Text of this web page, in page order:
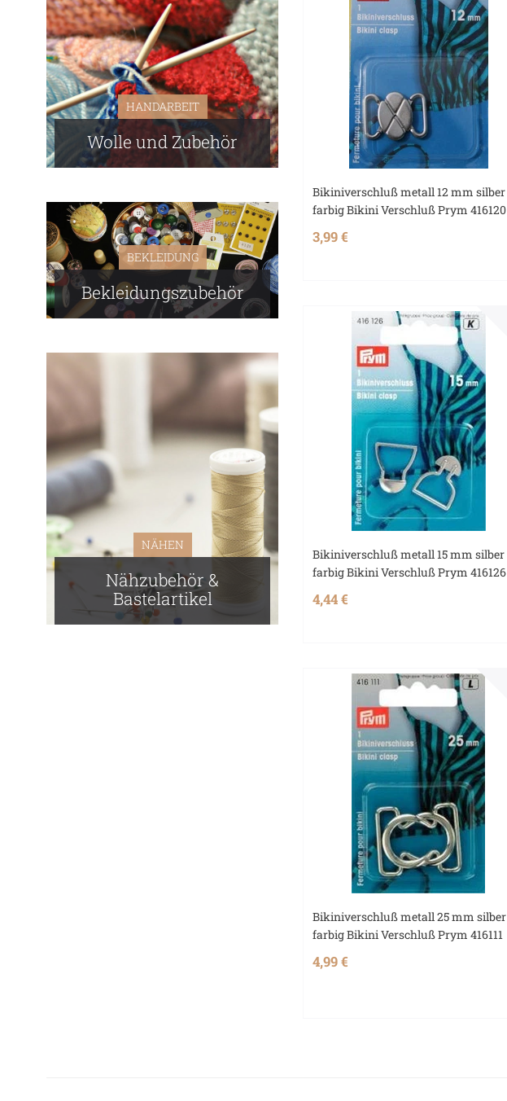
HANDARBEIT
Wolle und Zubehör
BEKLEIDUNG
Bekleidungszubehör
NÄHEN
Nähzubehör &
Bastelartikel
Bikiniverschluß metall 12 mm silber
farbig Bikini Verschluß Prym 416120
3,99 €
Bikiniverschluß metall 15 mm silber
farbig Bikini Verschluß Prym 416126
4,44 €
Bikiniverschluß metall 25 mm silber
farbig Bikini Verschluß Prym 416111
4,99 €